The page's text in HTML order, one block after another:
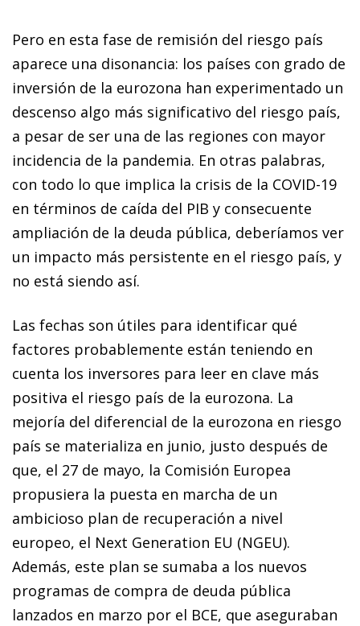
Pero en esta fase de remisión del riesgo país
aparece una disonancia: los países con grado de
inversión de la eurozona han experimentado un
descenso algo más significativo del riesgo país,
a pesar de ser una de las regiones con mayor
incidencia de la pandemia. En otras palabras,
con todo lo que implica la crisis de la COVID-19
en términos de caída del PIB y consecuente
ampliación de la deuda pública, deberíamos ver
un impacto más persistente en el riesgo país, y
no está siendo así.
Las fechas son útiles para identificar qué
factores probablemente están teniendo en
cuenta los inversores para leer en clave más
positiva el riesgo país de la eurozona. La
mejoría del diferencial de la eurozona en riesgo
país se materializa en junio, justo después de
que, el 27 de mayo, la Comisión Europea
propusiera la puesta en marcha de un
ambicioso plan de recuperación a nivel
europeo, el Next Generation EU (NGEU).
Además, este plan se sumaba a los nuevos
programas de compra de deuda pública
lanzados en marzo por el BCE, que aseguraban